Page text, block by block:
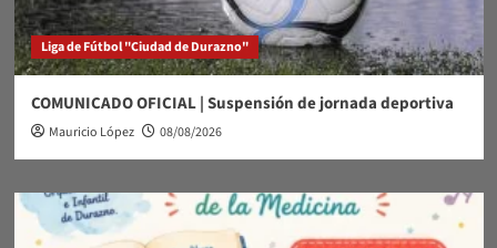
Liga de Fútbol "Ciudad de Durazno"
COMUNICADO OFICIAL | Suspensión de jornada deportiva
Mauricio López 08/08/2026